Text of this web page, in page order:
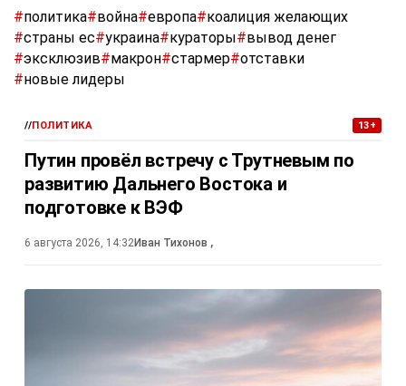
#политика#война#европа#коалиция желающих
#страны ес#украина#кураторы#вывод денег
#эксклюзив#макрон#стармер#отставки
#новые лидеры
//ПОЛИТИКА 13+
Путин провёл встречу с Трутневым по
развитию Дальнего Востока и
подготовке к ВЭФ
6 августа 2026, 14:32Иван Тихонов ,